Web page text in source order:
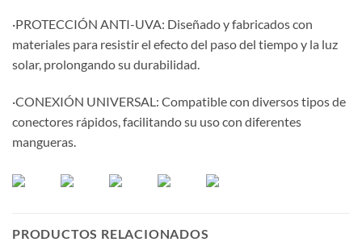
·PROTECCIÓN ANTI-UVA: Diseñado y fabricados con
materiales para resistir el efecto del paso del tiempo y la luz
solar, prolongando su durabilidad.
·CONEXIÓN UNIVERSAL: Compatible con diversos tipos de
conectores rápidos, facilitando su uso con diferentes
mangueras.
PRODUCTOS RELACIONADOS